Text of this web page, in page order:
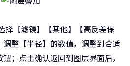
择【滤镜】【其他】【高反差保
整【半径】的数值，调整到合适
；点击确认返回到图层界面后，